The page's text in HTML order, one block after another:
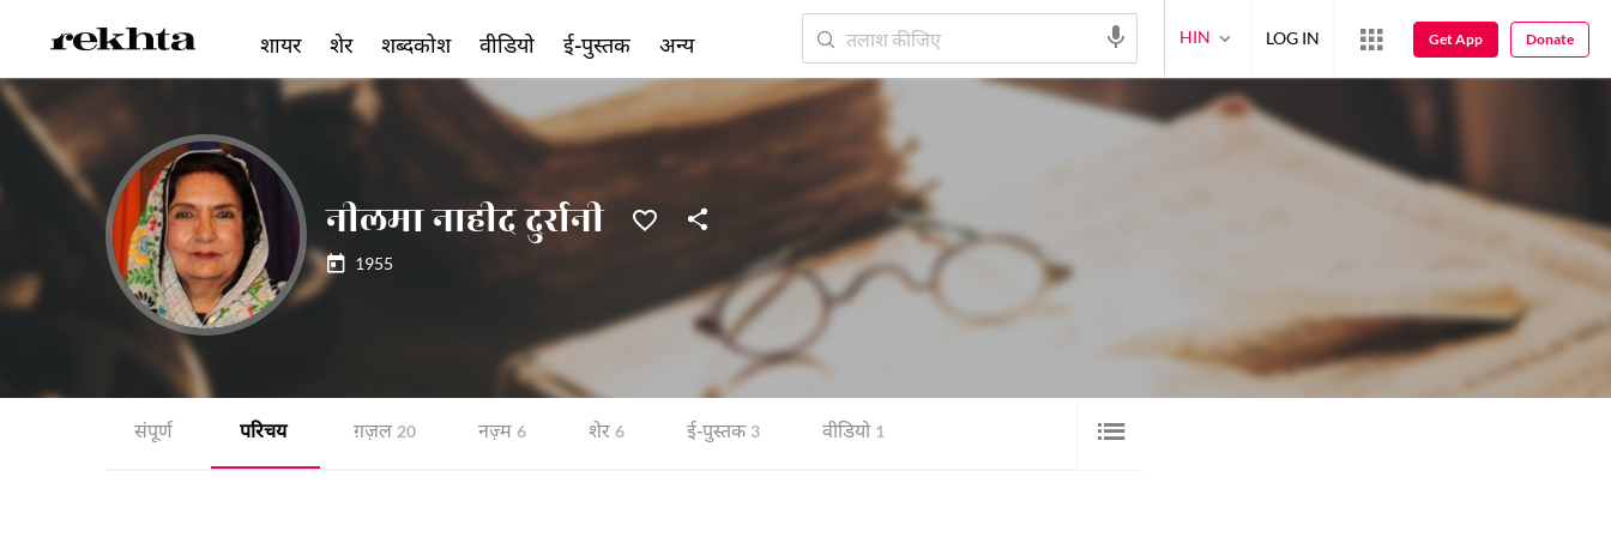
नीलमा नाहीद दुर्रानी
1955
संपूर्ण परिचय ग़ज़ल 20 नज़्म 6 शेर 6 ई-पुस्तक 3 वीडियो 1
शायर शेर शब्दकोश वीडियो ई-पुस्तक अन्य HIN LOG IN Get App Donate